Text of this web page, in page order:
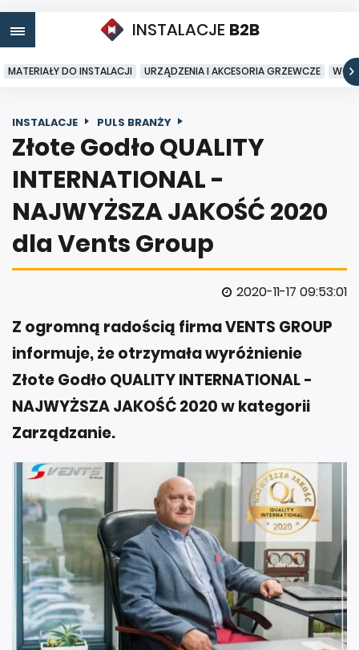
INSTALACJE B2B
MATERIAŁY DO INSTALACJI URZĄDZENIA I AKCESORIA GRZEWCZE
INSTALACJE PULS BRANŻY
Złote Godło QUALITY
INTERNATIONAL -
NAJWYŻSZA JAKOŚĆ 2020
dla Vents Group
2020-11-17 09:53:01
Z ogromną radością firma VENTS GROUP
informuje, że otrzymała wyróżnienie
Złote Godło QUALITY INTERNATIONAL -
NAJWYŻSZA JAKOŚĆ 2020 w kategorii
Zarządzanie.